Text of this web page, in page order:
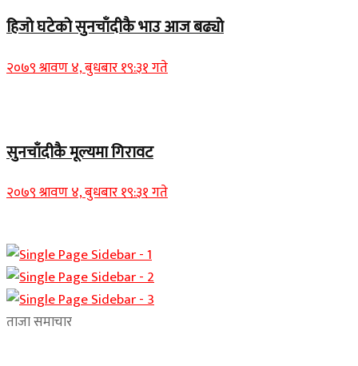
हिजो घटेको सुनचाँदीकै भाउ आज बढ्यो
२०७९ श्रावण ४, बुधबार १९:३१ गते
सुनचाँदीकै मूल्यमा गिरावट
२०७९ श्रावण ४, बुधबार १९:३१ गते
ताजा समाचार